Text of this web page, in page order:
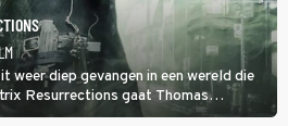
weer diep gevangen in een wereld die
Resurrections gaat Thomas
te ontsnappen.